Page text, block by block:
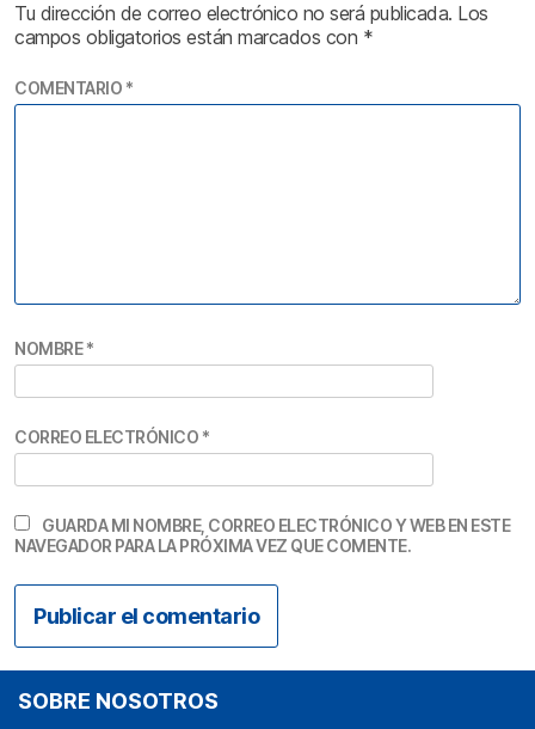
Tu dirección de correo electrónico no será publicada. Los
campos obligatorios están marcados con *
COMENTARIO *
NOMBRE*
CORREO ELECTRÓNICO *
GUARDA MI NOMBRE, CORREO ELECTRÓNICO Y WEB EN ESTE
NAVEGADOR PARA LA PRÓXIMA VEZ QUE COMENTE.
SOBRE NOSOTROS